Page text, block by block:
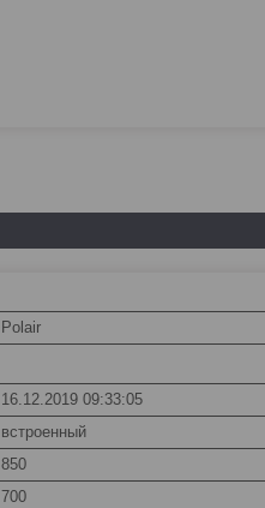
Polair
16.12.2019 09:33:05
встроенный
850
700